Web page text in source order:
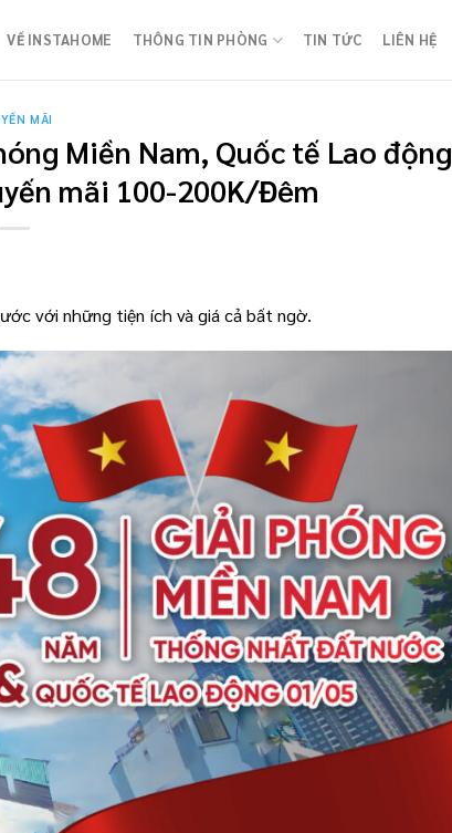
VỀ INSTAHOME THÔNG TIN PHÒNG TIN TỨC LIÊN HỆ
MÃI
Miền Nam, Quốc tế Lao động
mãi 100-200K/Đêm
với những tiện ích và giá cả bất ngờ.